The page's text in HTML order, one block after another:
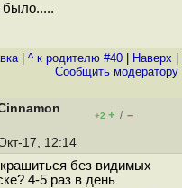
было.....
| ^ к родителю #40 Наверх
Cообщить модератору
+2 + / –
17, 12:14
без видимых
4-5 раз в день